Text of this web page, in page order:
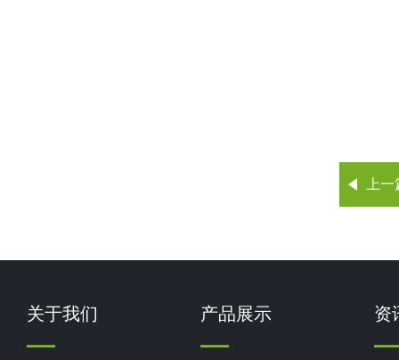
上
关于我们 产品展示 资